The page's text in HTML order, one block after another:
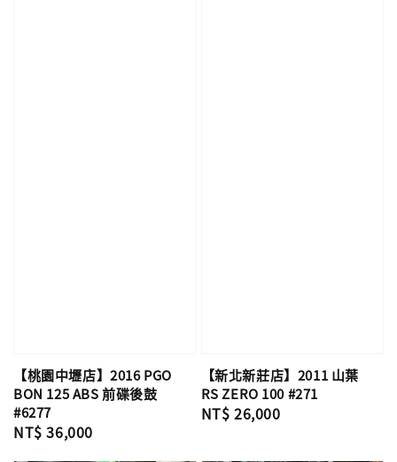
【桃園中壢店】2016 PGO
BON 125 ABS 前碟後鼓
#6277
Regular
NT$ 36,000
【新北新莊店】2011 山葉
RS ZERO 100 #271
Regular
NT$ 26,000